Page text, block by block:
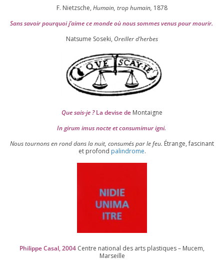
F. Nietzsche, Humain, trop humain, 1878
Sans savoir pour­quoi j’aime ce monde où nous sommes venus pour mourir.
Natsume Soseki, Oreiller d’herbes
Que sais-je ?La devise de Montaigne
In girum imus nocte et consu­mi­mur igni.
Nous tour­nons en rond dans la nuit, consu­més par le feu. Étrange, fas­ci­nant
et pro­fond palin­drome.
Philippe Casal,2004 Centre natio­nal des arts plas­tiques – Mucem,
Marseille